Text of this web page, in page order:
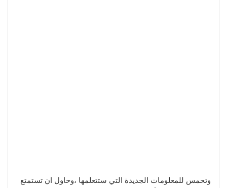
وتحمس للمعلومات الجديدة التي ستتعلمها ،وحاول ان تستمتع